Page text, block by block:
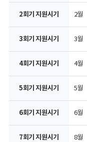
2월
3월
4월
5월
6월
8월